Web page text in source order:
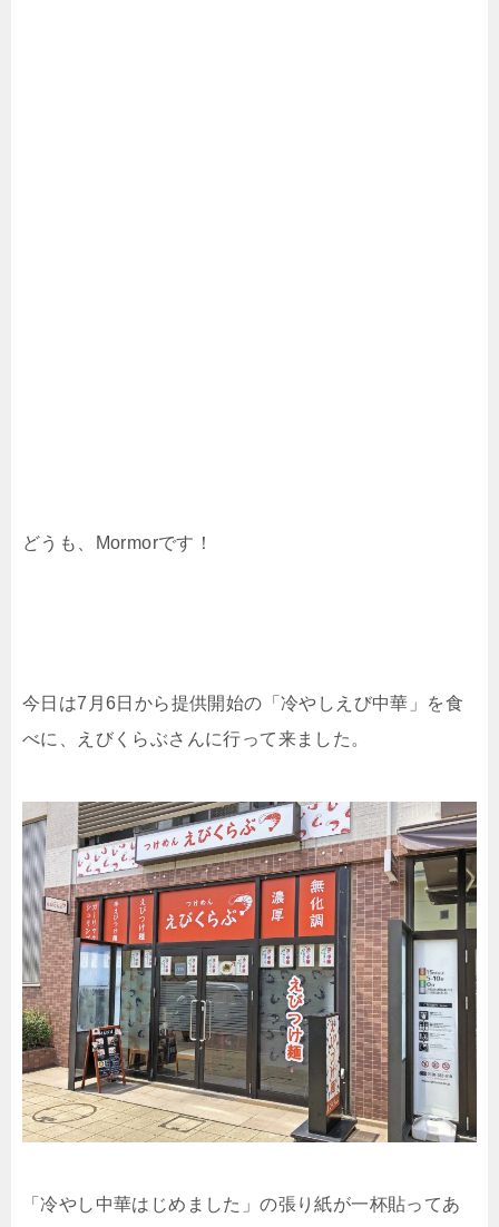
どうも、Mormorです！
今日は7月6日から提供開始の「冷やしえび中華」を食
べに、えびくらぶさんに行って来ました。
「冷やし中華はじめました」の張り紙が一杯貼ってあ